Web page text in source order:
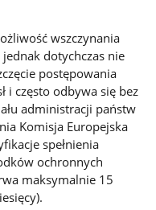
wszczynania
dotychczas nie
postępowania
i często odbywa się bez
administracji państw
Komisja Europejska
spełnienia
ochronnych
maksymalnie 15